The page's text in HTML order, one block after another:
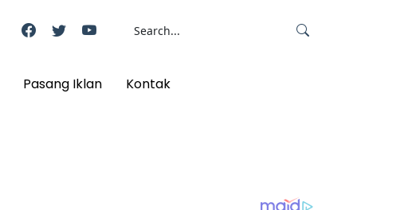
Pasang Iklan Kontak